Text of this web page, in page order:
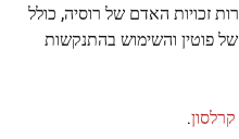
זכויות האדם של רוסיה, כולל
של פוטין והשימוש בהתנקשות
.